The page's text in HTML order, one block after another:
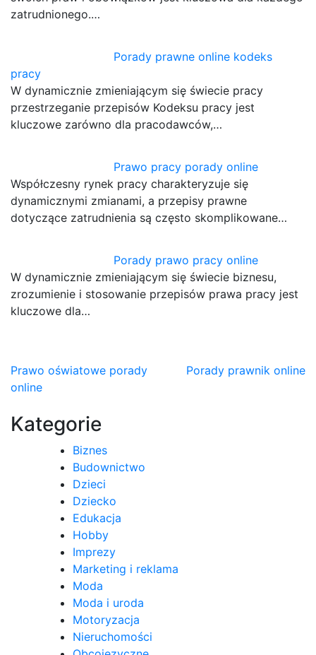
zatrudnionego.…
Porady prawne online kodeks
pracy
W dynamicznie zmieniającym się świecie pracy
przestrzeganie przepisów Kodeksu pracy jest
kluczowe zarówno dla pracodawców,…
Prawo pracy porady online
Współczesny rynek pracy charakteryzuje się
dynamicznymi zmianami, a przepisy prawne
dotyczące zatrudnienia są często skomplikowane…
Porady prawo pracy online
W dynamicznie zmieniającym się świecie biznesu,
zrozumienie i stosowanie przepisów prawa pracy jest
kluczowe dla…
Nawigacja
wpisu
Prawo oświatowe porady
online
Porady prawnik online
Kategorie
Biznes
Budownictwo
Dzieci
Dziecko
Edukacja
Hobby
Imprezy
Marketing i reklama
Moda
Moda i uroda
Motoryzacja
Nieruchomości